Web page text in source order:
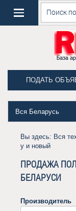
ПОДАТЬ
Вся Беларусь
Вы здесь: Вся
у и новый
ПРОДАЖА
БЕЛАРУСИ
Производитель